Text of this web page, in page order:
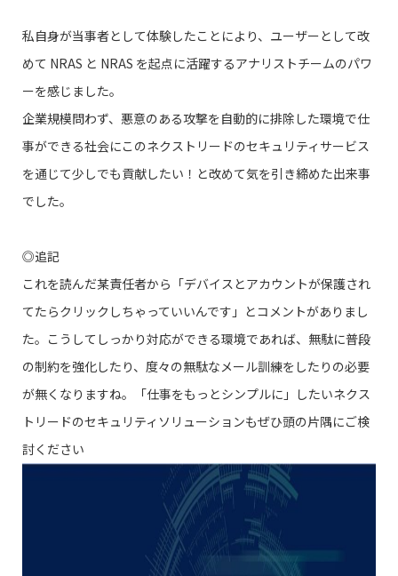
私自身が当事者として体験したことにより、ユーザーとして改
めて NRAS と NRAS を起点に活躍するアナリストチームのパワ
ーを感じました。
企業規模問わず、悪意のある攻撃を自動的に排除した環境で仕
事ができる社会にこのネクストリードのセキュリティサービス
を通じて少しでも貢献したい！と改めて気を引き締めた出来事
でした。
◎追記
これを読んだ某責任者から「デバイスとアカウントが保護され
てたらクリックしちゃっていいんです」とコメントがありまし
た。こうしてしっかり対応ができる環境であれば、無駄に普段
の制約を強化したり、度々の無駄なメール訓練をしたりの必要
が無くなりますね。「仕事をもっとシンプルに」したいネクス
トリードのセキュリティソリューションもぜひ頭の片隅にご検
討ください